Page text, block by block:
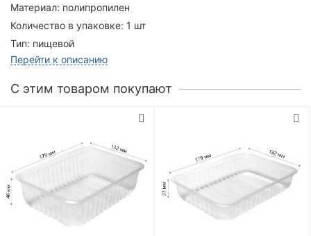
Материал: полипропилен
Количество в упаковке: 1 шт
Тип: пищевой
Перейти к описанию
C этим товаром покупают